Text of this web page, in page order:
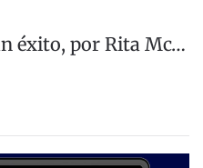
éxito, por Rita Mc…